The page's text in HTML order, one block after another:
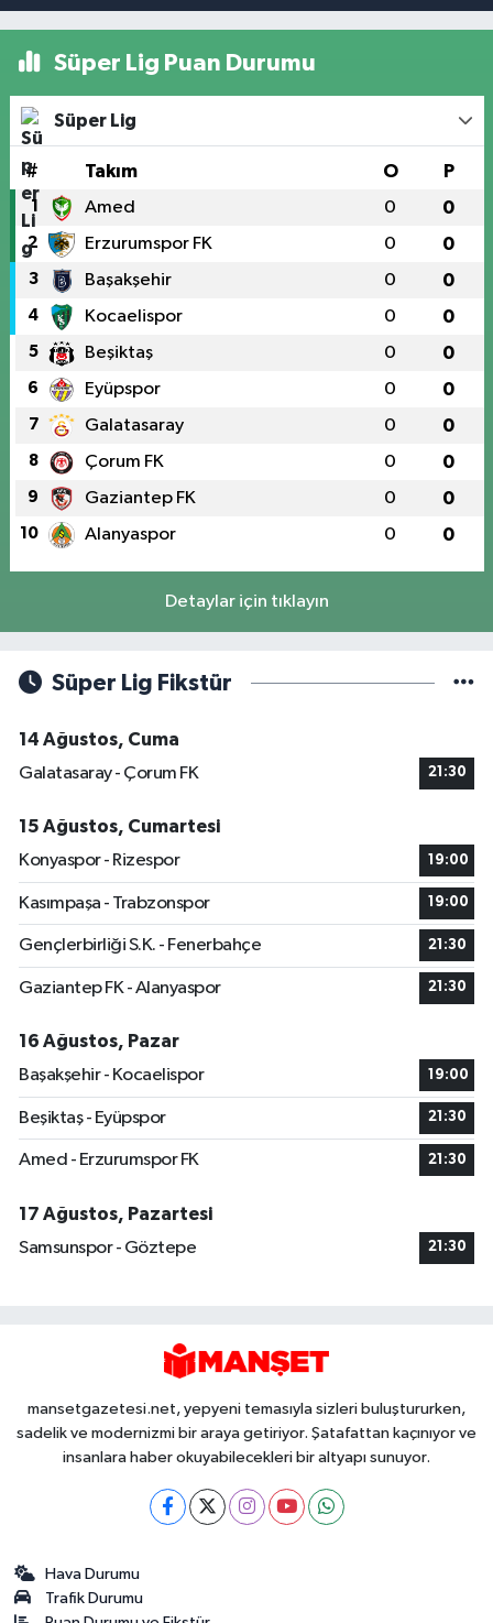
Süper Lig Puan Durumu
Süper Lig
# Takım O P
1 Amed 0 0
2 Erzurumspor FK 0 0
3 Başakşehir 0 0
4 Kocaelispor 0 0
5 Beşiktaş 0 0
6 Eyüpspor 0 0
7 Galatasaray 0 0
8 Çorum FK 0 0
9 Gaziantep FK 0 0
10 Alanyaspor 0 0
Detaylar için tıklayın
Süper Lig Fikstür
14 Ağustos, Cuma
Galatasaray - Çorum FK
21:30
15 Ağustos, Cumartesi
Konyaspor - Rizespor
19:00
Kasımpaşa - Trabzonspor 19:00
Gençlerbirliği S.K. - Fenerbahçe 21:30
Gaziantep FK - Alanyaspor 21:30
16 Ağustos, Pazar
Başakşehir - Kocaelispor
19:00
Beşiktaş - Eyüpspor 21:30
Amed - Erzurumspor FK 21:30
17 Ağustos, Pazartesi
Samsunspor - Göztepe
21:30
mansetgazetesi.net, yepyeni temasıyla sizleri buluştururken,
sadelik ve modernizmi bir araya getiriyor. Şatafattan kaçınıyor ve
insanlara haber okuyabilecekleri bir altyapı sunuyor.
Hava Durumu
Trafik Durumu